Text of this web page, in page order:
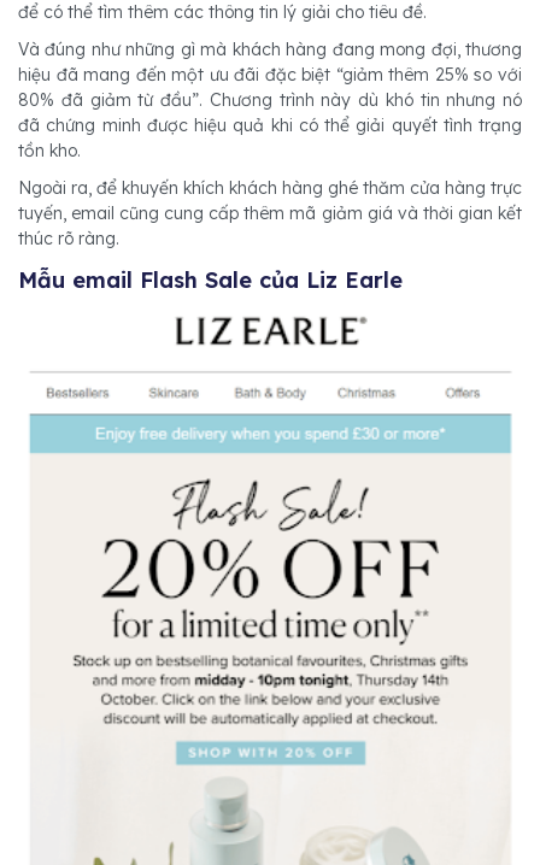
để có thể tìm thêm các thông tin lý giải cho tiêu đề.
Và đúng như những gì mà khách hàng đang mong đợi, thương
hiệu đã mang đến một ưu đãi đặc biệt “giảm thêm 25% so với
80% đã giảm từ đầu”. Chương trình này dù khó tin nhưng nó
đã chứng minh được hiệu quả khi có thể giải quyết tình trạng
tồn kho.
Ngoài ra, để khuyến khích khách hàng ghé thăm cửa hàng trực
tuyến, email cũng cung cấp thêm mã giảm giá và thời gian kết
thúc rõ ràng.
Mẫu email Flash Sale của Liz Earle